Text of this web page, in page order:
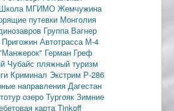
Школа МГИМО Жемчужина
путевки Монголия
Группа Вагнер
Пригожин Автотрасса М-4
Герман Греф
Чубайс пляжный туризм
Криминал Экстрим Р-286
направления Дагестан
озеро Тургояк Зимние
карта Tinkoff